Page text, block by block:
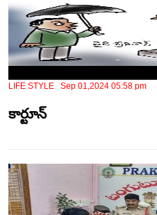
LIFE STYLE Sep 01,2024 05:58 pm
కార్టూన్